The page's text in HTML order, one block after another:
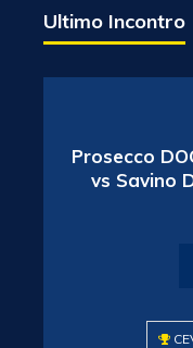
Ultimo Incontro
Prosecco
vs Savino